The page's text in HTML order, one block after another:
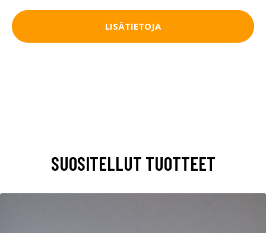
LISÄTIETOJA
SUOSITELLUT TUOTTEET